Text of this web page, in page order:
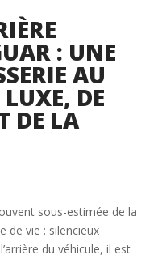
: UNE
AU
DE
DE LA
sous-estimée de la
de vie : silencieux
du véhicule, il est